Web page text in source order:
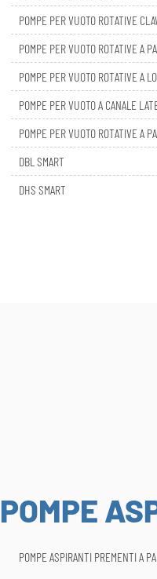
POMPE PER VUOTO ROTATIVE
POMPE PER VUOTO ROTATIVE A
POMPE PER VUOTO ROTATIVE A
POMPE PER VUOTO A CANALE
POMPE PER VUOTO ROTATIVE A
DBL SMART
DHS SMART
POMPE
POMPE ASPIRANTI PREMENTI A